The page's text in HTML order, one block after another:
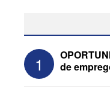
1
de